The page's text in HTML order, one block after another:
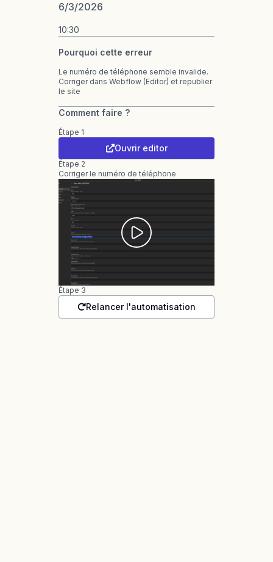
6/3/2026
10:30
Pourquoi cette erreur
Le numéro de téléphone semble invalide.
Corriger dans Webflow (Editor) et republier
le site
Comment faire ?
Étape 1
Ouvrir editor
Étape 2
Corriger le numéro de téléphone
Étape 3
Relancer l'automatisation